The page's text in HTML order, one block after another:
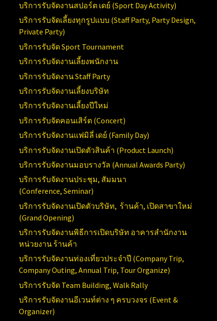
บริการรับจัดงานสปอร์ต เดย์ (Sport Day Activity)
บริการรับจัดเลี้ยงทุกรูปแบบ (Staff Party, Party Design,
Private Party)
บริการรับจัดSport Tournament
บริการรับจัดงานเลี้ยงพนักงาน
บริการรับจัดงานStaff Party
บริการรับจัดงานเลี้ยงบริษัท
บริการรับจัดงานเลี้ยงปีใหม่
บริการรับจัดคอนเสิร์ต (Concert)
บริการรับจัดงานแฟมิลี่ เดย์ (Family Day)
บริการรับจัดงานเปิดตัวสินค้า (Product Launch)
บริการรับจัดงานมอบรางวัล (AnnualAwards Party)
บริการรับจัดงานประชุม, สัมมนา
(Conference,Seminar)
บริการรับจัดงานเปิดตัวบริษัท, ร้านค้า, เปิดสาขาใหม่
(Grand Opening)
บริการรับจัดงานพิธีการเปิดบริษัท อาคารสำนักงาน
หน่วยงาน ร้านค้า
บริการรับจัดงานท่องเที่ยวประจำปี (Company Trip,
Company Outing, Annual Trip, Tour Organize)
บริการรับจัด Team Building, Walk Rally
บริการรับจัดงานอีเวนท์ต่าง ๆ ครบวงจร (Event &
Organizer)